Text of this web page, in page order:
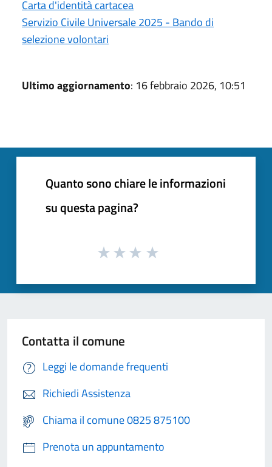
Carta d'identità cartacea
Servizio Civile Universale 2025 - Bando di
selezione volontari
Ultimo aggiornamento: 16 febbraio 2026, 10:51
Quanto sono chiare le informazioni
su questa pagina?
Contatta il comune
Leggi le domande frequenti
Richiedi Assistenza
Chiama il comune 0825 875100
Prenota un appuntamento